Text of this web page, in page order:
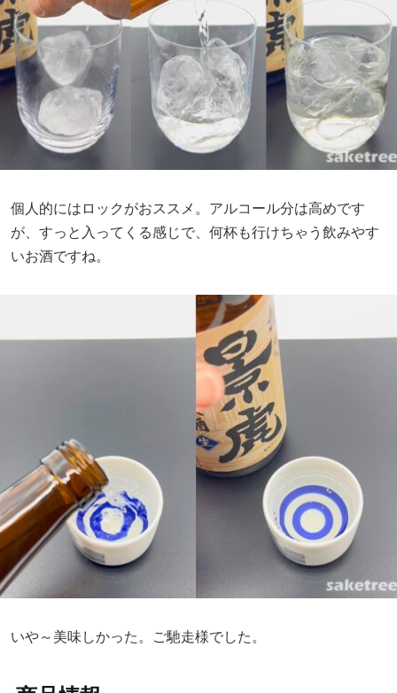
個人的にはロックがおススメ。アルコール分は高めです
が、すっと入ってくる感じで、何杯も行けちゃう飲みやす
いお酒ですね。
いや～美味しかった。ご馳走様でした。